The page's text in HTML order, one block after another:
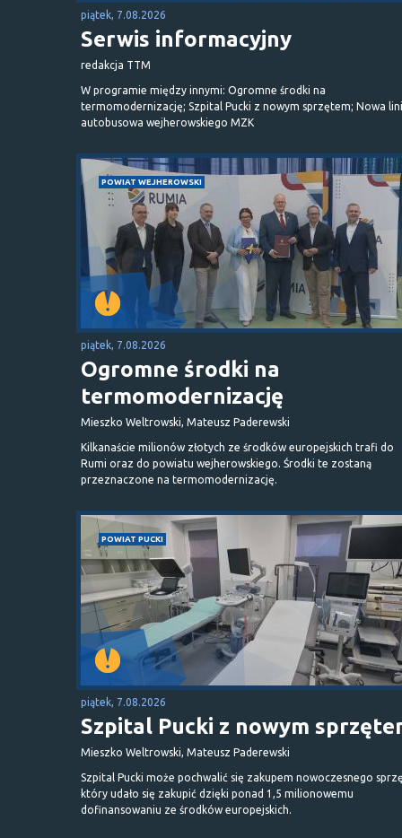
piątek, 7.08.2026
Serwis informacyjny
redakcja TTM
W programie między innymi: Ogromne środki na
termomodernizację; Szpital Pucki z nowym sprzętem; Nowa
autobusowa wejherowskiego MZK
POWIAT WEJHEROWSKI
piątek, 7.08.2026
Ogromne środki na
termomodernizację
Mieszko Weltrowski, Mateusz Paderewski
Kilkanaście milionów złotych ze środków europejskich trafi do
Rumi oraz do powiatu wejherowskiego. Środki te zostaną
przeznaczone na termomodernizację.
POWIAT PUCKI
piątek, 7.08.2026
Szpital Pucki z nowym
Mieszko Weltrowski, Mateusz Paderewski
Szpital Pucki może pochwalić się zakupem nowoczesnego
który udało się zakupić dzięki ponad 1,5 milionowemu
dofinansowaniu ze środków europejskich.